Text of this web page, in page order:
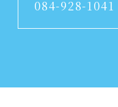
084-928-1041